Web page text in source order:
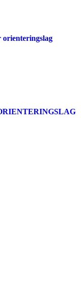
orienteringslag